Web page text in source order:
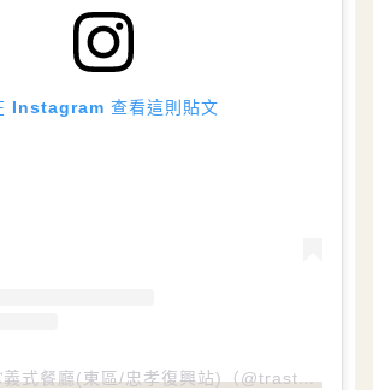
Instagram 查看這則貼文
𝑻𝑹𝑨𝑺𝑻𝑬𝑽𝑬𝑹𝑬義式餐廳(東區/忠孝復興站)（@trasteveretaiwan2006）分享的貼文